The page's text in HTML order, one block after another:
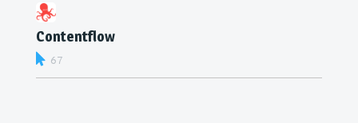
Contentflow
67